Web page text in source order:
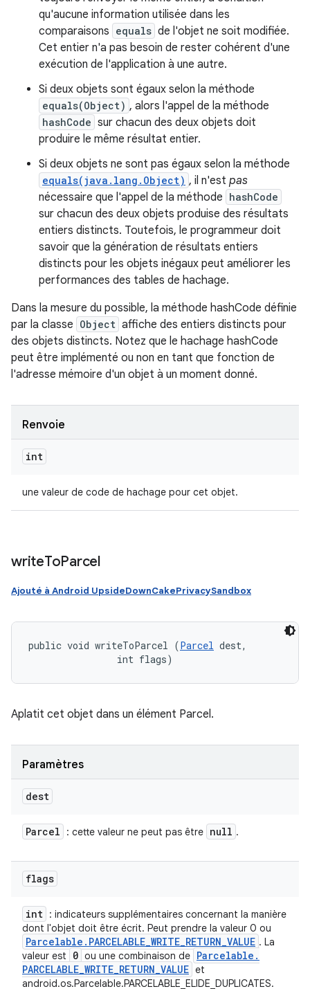
qu'aucune information utilisée dans les
comparaisons equals de l'objet ne soit modifiée.
Cet entier n'a pas besoin de rester cohérent d'une
exécution de l'application à une autre.
Si deux objets sont égaux selon la méthode
equals(Object) , alors l'appel de la méthode
hashCode sur chacun des deux objets doit
produire le même résultat entier.
Si deux objets ne sont pas égaux selon la méthode
equals(java.lang.Object) , il n'est pas
nécessaire que l'appel de la méthode hashCode
sur chacun des deux objets produise des résultats
entiers distincts. Toutefois, le programmeur doit
savoir que la génération de résultats entiers
distincts pour les objets inégaux peut améliorer les
performances des tables de hachage.
Dans la mesure du possible, la méthode hashCode définie
par la classe Object affiche des entiers distincts pour
des objets distincts. Notez que le hachage hashCode
peut être implémenté ou non en tant que fonction de
l'adresse mémoire d'un objet à un moment donné.
Renvoie
int
une valeur de code de hachage pour cet objet.
writeToParcel
Ajouté à Android UpsideDownCakePrivacySandbox
public void writeToParcel (Parcel dest,
                int flags)
Aplatit cet objet dans un élément Parcel.
Paramètres
dest
Parcel : cette valeur ne peut pas être null .
flags
int : indicateurs supplémentaires concernant la manière
dont l'objet doit être écrit. Peut prendre la valeur 0 ou
Parcelable . PARCELABLE_WRITE_RETURN_VALUE . La
valeur est
0 ou une combinaison de Parcelable .
PARCELABLE_WRITE_RETURN_VALUE et
android.os.Parcelable.PARCELABLE_ELIDE_DUPLICATES.